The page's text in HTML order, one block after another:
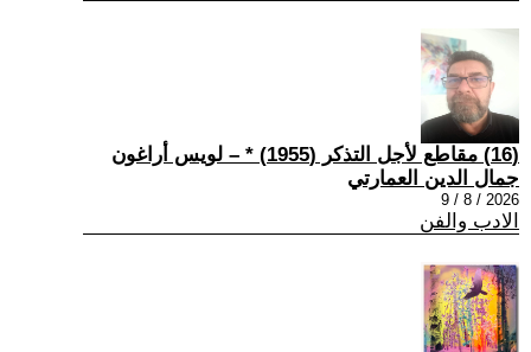
(16) مقاطع لأجل التذكر (1955) * – لويس أراغون
جمال الدين العمارتي
2026 / 8 / 9
الادب والفن